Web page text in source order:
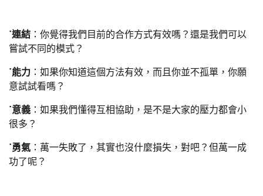
˙連結 ：你覺得我們目前的合作方式有效嗎？還是我們可以
嘗試不同的模式？
˙能力 ：如果你知道這個方法有效，而且你並不孤單，你願
意試試看嗎？
˙意義 ：如果我們懂得互相協助，是不是大家的壓力都會小
很多？
˙勇氣 ：萬一失敗了，其實也沒什麼損失，對吧？但萬一成
功了呢？